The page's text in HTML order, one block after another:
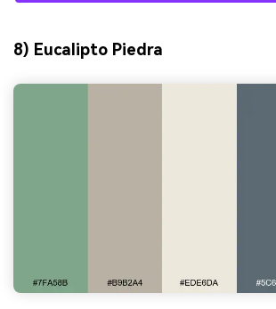
8) Eucalipto Piedra